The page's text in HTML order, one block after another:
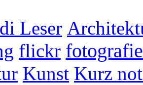
Leser
flickr fotografie
Kunst Kurz